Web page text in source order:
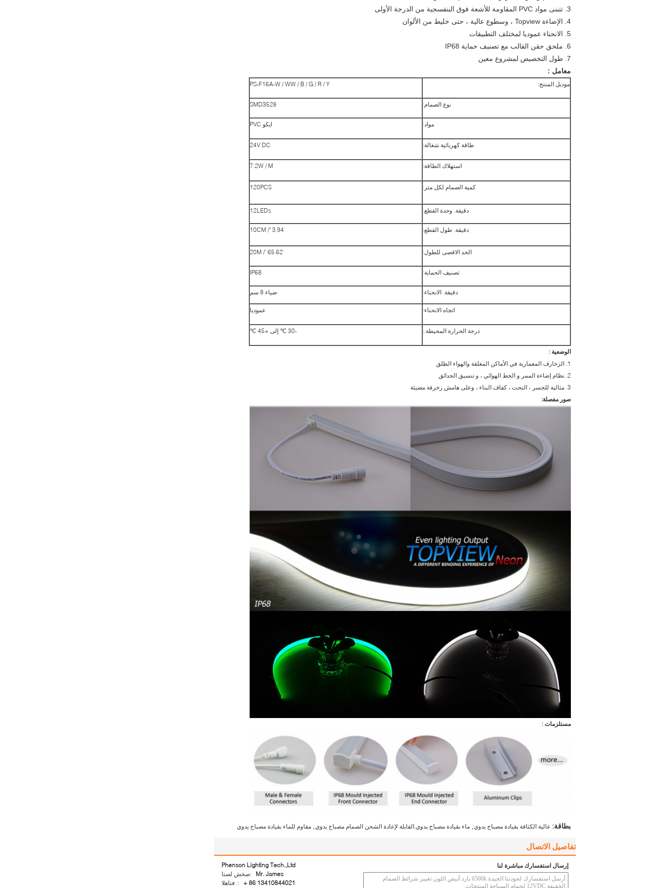
3. تتبنى مواد PVC المقاومة للأشعة فوق البنفسجية من الدرجة الأولى
4. الإضاءة Topview ، وسطوع عالية ، حتى خليط من الألوان
5. الانحناء عموديا لمختلف التطبيقات
6. ملحق حقن القالب مع تصنيف حماية IP68
7. طول التخصيص لمشروع معين
معامل :
موديل المنتج: PS-F16A-W / WW / B / G / R / Y
نوع الصمام: SMD3528
مواد: ايكو PVC
طاقة كهربائية شغالة: 24V DC
استهلاك الطاقة: 7.2W / M
كمية الصمام لكل متر: 120PCS
دقيقة. وحدة القطع: 12LEDs
دقيقة. طول القطع: 3.94 "/ 10CM
الحد الاقصى للطول: 65.62 '/ 20M
تصنيف الحماية: IP68
دقيقة. الانحناء: ضياء 8 سم
اتجاه الانحناء: عموديا
درجة الحرارة المحيطة.: -30 ℃ إلى +45 ℃
الوضعية :
1. الزخارف المعمارية في الأماكن المغلقة والهواء الطلق
2. نظام إضاءة الممر و الخط الهوائي ، و تنسيق الحدائق
3. مثالية للجسر ، النحت ، كفاف البناء ، وعلى هامش زخرفة مضيئة
صور مفصلة:
مستلزمات :
بطاقة: عالية الكثافة بقيادة مصباح يدوي ماء بقيادة مصباح يدوي,القابلة لإعادة الشحن الصمام مصباح يدوي مقاوم للماء بقيادة مصباح يدوي
تفاصيل الاتصال
Phenson Lighting Tech.,Ltd
اتصل شخص:
Mr. James
الهاتف ::
+ 86 13410844021
إرسال استفسارك مباشرة لنا